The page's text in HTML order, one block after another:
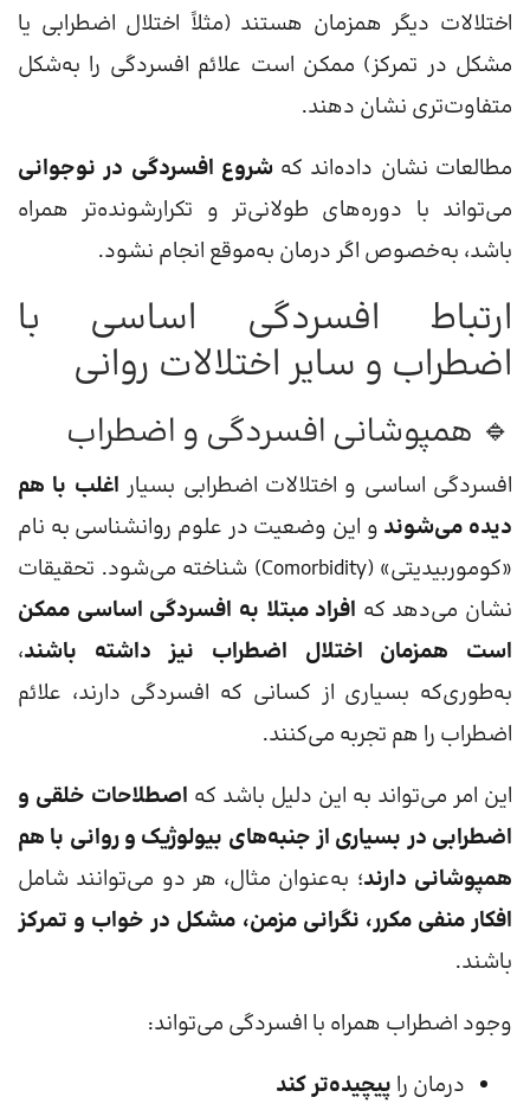
اختلالات دیگر همزمان هستند (مثلاً اختلال اضطرابی یا
مشکل در تمرکز) ممکن است علائم افسردگی را به‌شکل
متفاوت‌تری نشان دهند.
مطالعات نشان داده‌اند کهشروع افسردگی در نوجوانی
می‌تواند با دوره‌های طولانی‌تر و تکرارشونده‌تر همراه
باشد، به‌خصوص اگر درمان به‌موقع انجام نشود.
ارتباط افسردگی اساسی با
اضطراب و سایر اختلالات روانی
🔹 همپوشانی افسردگی و اضطراب
افسردگی اساسی و اختلالات اضطرابی بسیار اغلب با هم
دیده می‌شوند و این وضعیت در علوم روانشناسی به نام
«کوموربیدیتی» (Comorbidity) شناخته می‌شود. تحقیقات
نشان می‌دهد که افراد مبتلا به افسردگی اساسی ممکن
است همزمان اختلال اضطراب نیز داشته باشند،
به‌طوری‌که بسیاری از کسانی که افسردگی دارند، علائم
اضطراب را هم تجربه می‌کنند.
این امر می‌تواند به این دلیل باشد که اصطلاحات خلقی و
اضطرابی در بسیاری از جنبه‌های بیولوژیک و روانی با هم
همپوشانی دارند؛ به‌عنوان مثال، هر دو می‌توانند شامل
افکار منفی مکرر، نگرانی مزمن، مشکل در خواب و تمرکز
باشند.
وجود اضطراب همراه با افسردگی می‌تواند:
درمان را پیچیده‌تر کند